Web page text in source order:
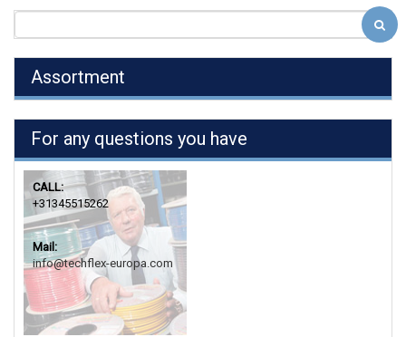
Assortment
For any questions you have
CALL:
+31345515262
Mail:
info@techflex-europa.com